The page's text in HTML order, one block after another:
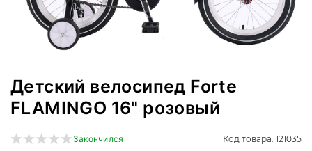
Детский велосипед Forte
FLAMINGO 16" розовый
Закончился Код товара: 121035